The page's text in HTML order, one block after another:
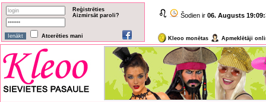
Reģistrēties
Aizmirsāt paroli?
Atcerēties mani
Šodien ir 06. Augusts
Kleoo monētas Apmeklētāji